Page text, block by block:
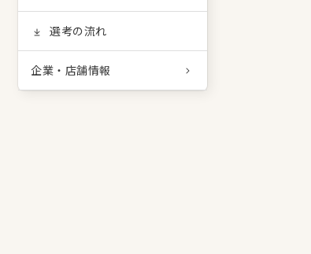
選考の流れ
企業・店舗情報